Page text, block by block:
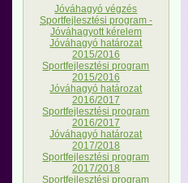
Jóváhagyó végzés
Sportfejlesztési program -
Jóváhagyott kérelem
Jóváhagyó határozat
2015/2016
Sportfejlesztési program
2015/2016
Jóváhagyó határozat
2016/2017
Sportfejlesztési program
2016/2017
Jóváhagyó határozat
2017/2018
Sportfejlesztési program
2017/2018
Sportfejlesztési program